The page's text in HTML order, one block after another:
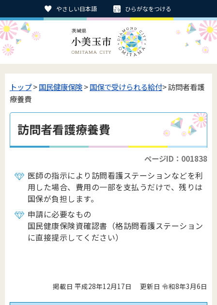
やさしい日本語 ひらがなをつける
トップ>国民健康保険>国保で受けられる給付> 訪問者看護
療養費
訪問者看護療養費
ページID：001838
医師の指示により訪問看護ステーションなどを利
用した場合、費用の一部を支払うだけで、残りは
国保が負担します。
申請に必要なもの
国民健康保険資確認書（格訪問看護ステーション
に直接提示してください）
掲載日 平成28年12月17日 更新日 令和8年3月6日